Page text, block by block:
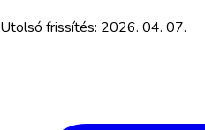
Utolsó frissítés: 2026. 04. 07.